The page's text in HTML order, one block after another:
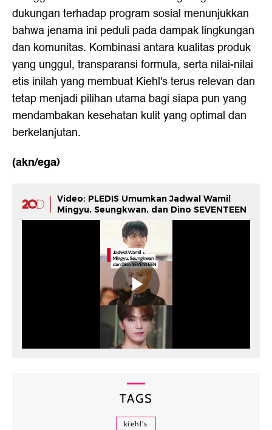
dukungan terhadap program sosial menunjukkan
bahwa jenama ini peduli pada dampak lingkungan
dan komunitas. Kombinasi antara kualitas produk
yang unggul, transparansi formula, serta nilai-nilai
etis inilah yang membuat Kiehl's terus relevan dan
tetap menjadi pilihan utama bagi siapa pun yang
mendambakan kesehatan kulit yang optimal dan
berkelanjutan.
(akn/ega)
Video: PLEDIS Umumkan Jadwal Wamil
Mingyu, Seungkwan, dan Dino SEVENTEEN
TAGS
kiehl's